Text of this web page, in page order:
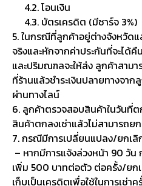
4.2. โอนเงิน
4.3. บัตรเครดิต (มีชาร์จ 3%)
5. ในกรณีที่ลูกค้าอยู่ต่างจังหวัดแ
จริงและหักจากค่าประกันที่จะได้
และปริมณฑลจะให้ส่ง ลูกค้าสามา
ที่ร้านแล้วชำระเงินปลายทางจา
ผ่านทางไลน์
6. ลูกค้าตรวจสอบสินค้าในวันที่ต
สินค้าตกลงเช่าแล้วไม่สามารถย
7. กรณีมีการเปลี่ยนแปลง/ยกเ
– หากมีการแจ้งล่วงหน้า 90 วัน
เพิ่ม 500 บาทต่อตัว ต่อครั้ง/ยก
เก็บเป็นเครดิตเพื่อใช้ในการเช่